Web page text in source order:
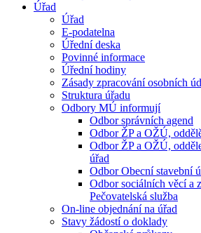
Úřad
Úřad
E-podatelna
Úřední deska
Povinné informace
Úřední hodiny
Zásady zpracování osobních
Struktura úřadu
Odbory MÚ informují
Odbor správních agend
Odbor ŽP a OŽÚ,
Odbor ŽP a OŽÚ,
úřad
Odbor Obecní stavební
Odbor sociálních věcí a
Pečovatelská služba
On-line objednání na úřad
Stavy žádostí o doklady